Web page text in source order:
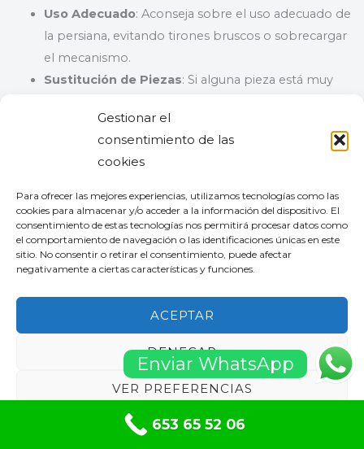
Gestionar el
consentimiento de las
cookies
Para ofrecer las mejores experiencias, utilizamos tecnologías como las
cookies para almacenar y/o acceder a la información del dispositivo. El
consentimiento de estas tecnologías nos permitirá procesar datos como
el comportamiento de navegación o las identificaciones únicas en este
sitio. No consentir o retirar el consentimiento, puede afectar
negativamente a ciertas características y funciones.
ACEPTAR
DENEGAR
VER PREFERENCIAS
Política de privacidad
Uso Adecuado: Aconseja sobre el uso adecuado de
la persiana, evitando tirones bruscos o sobrecargar
el mecanismo.
Sustitución de Piezas: Si alguna pieza está muy
para evitar futuras reparaciones.
Este proceso asegura que las persianas domésticas se
estado de funcionamiento y prolongando su vida útil.
5/5 - (1 voto)
Tabla de contenidos
Enviar WhatsApp
653 65 52 06